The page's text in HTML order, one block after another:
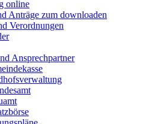
online
Anträge zum downloaden
Verordnungen
Ansprechpartner